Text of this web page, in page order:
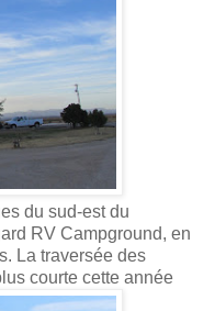
du sud-est du
RV Campground, en
La traversée des
courte cette année